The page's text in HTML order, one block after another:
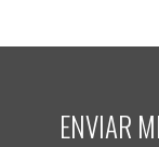
ENVIAR